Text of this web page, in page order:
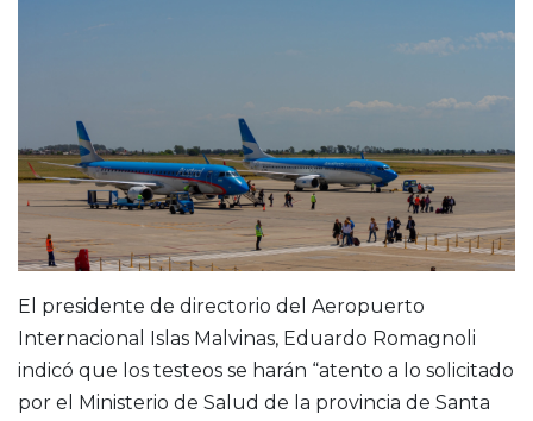
El presidente de directorio del Aeropuerto
Internacional Islas Malvinas, Eduardo Romagnoli
indicó que los testeos se harán “atento a lo solicitado
por el Ministerio de Salud de la provincia de Santa